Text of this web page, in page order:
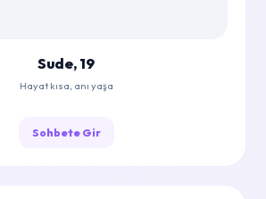
Sude, 19
Hayat kısa, anı yaşa
Sohbete Gir